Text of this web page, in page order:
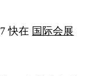
快在 国际会展